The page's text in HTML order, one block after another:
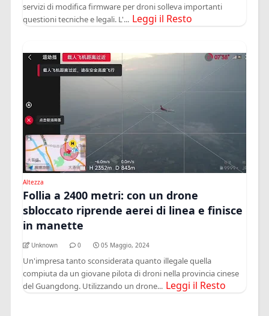
servizi di modifica firmware per droni solleva importanti
questioni tecniche e legali. L'... Leggi il Resto
Altezza
Follia a 2400 metri: con un drone
sbloccato riprende aerei di linea e finisce
in manette
Unknown 0 05 Maggio, 2024
Un'impresa tanto sconsiderata quanto illegale quella
compiuta da un giovane pilota di droni nella provincia cinese
del Guangdong. Utilizzando un drone... Leggi il Resto